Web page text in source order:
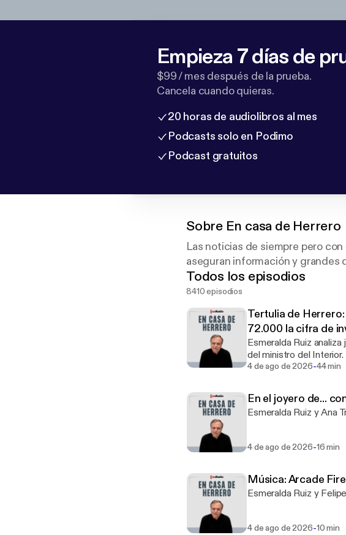
Empieza 7 días de
$99 / mes después de la prueba.
Cancela cuando quieras.
20 horas de audiolibros al mes
Podcasts solo en Podimo
Podcast gratuitos
Sobre En casa de Herrero
Las noticias de siempre pero
aseguran información y grandes
Todos los episodios
8410 episodios
Tertulia de
72.000 la cifra de
Esmeralda Ruiz
del ministro del Interior.
4 de ago de 2026-44 min
En el joyero de...
Esmeralda Ruiz y Ana
4 de ago de 2026-16 min
Música: Arcade Fire
4 de ago de 2026-10 min